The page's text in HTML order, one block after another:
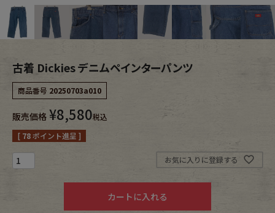
Bottoms Fafatt
レディース商品カテゴリーから探す
Tops
Outer
Kidswear
小物・アクセサリーから探す
古着 Dickies デニムペインターパンツ
商品番号 20250703a010
販売価格 ¥8,580税込
[ 78ポイント進呈 ]
お気に入りに登録する
カートに入れる